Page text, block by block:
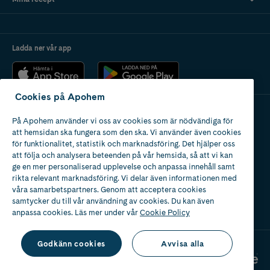
Ladda ner vår app
Apotek med tillstånd
av Läkemedelsverket
Cookies på Apohem
På Apohem använder vi oss av cookies som är nödvändiga för
att hemsidan ska fungera som den ska. Vi använder även cookies
för funktionalitet, statistik och marknadsföring. Det hjälper oss
att följa och analysera beteenden på vår hemsida, så att vi kan
ge en mer personaliserad upplevelse och anpassa innehåll samt
rikta relevant marknadsföring. Vi delar även informationen med
våra samarbetspartners. Genom att acceptera cookies
samtycker du till vår användning av cookies. Du kan även
anpassa cookies. Läs mer under vårCookie Policy
Godkänn cookies Avvisa alla